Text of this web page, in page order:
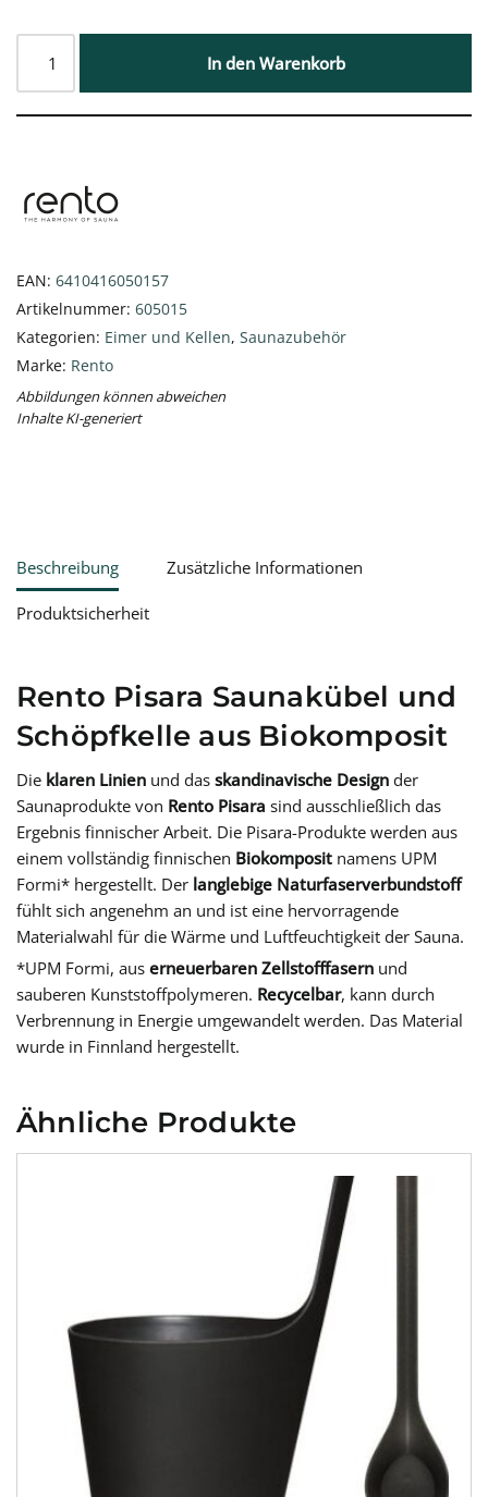
In den Warenkorb
EAN: 6410416050157
Artikelnummer: 605015
Kategorien: Eimer und Kellen, Saunazubehör
Marke: Rento
Abbildungen können abweichen
Inhalte KI-generiert
Beschreibung Zusätzliche Informationen
Produktsicherheit
Rento Pisara Saunakübel und
Schöpfkelle aus Biokomposit
Die klaren Linien und das skandinavische Design der
Saunaprodukte von Rento Pisara sind ausschließlich das
Ergebnis finnischer Arbeit. Die Pisara-Produkte werden aus
einem vollständig finnischen Biokomposit namens UPM
Formi* hergestellt. Der langlebige Naturfaserverbundstoff
fühlt sich angenehm an und ist eine hervorragende
Materialwahl für die Wärme und Luftfeuchtigkeit der Sauna.
*UPM Formi, aus erneuerbaren Zellstofffasern und
sauberen Kunststoffpolymeren. Recycelbar, kann durch
Verbrennung in Energie umgewandelt werden. Das Material
wurde in Finnland hergestellt.
Ähnliche Produkte